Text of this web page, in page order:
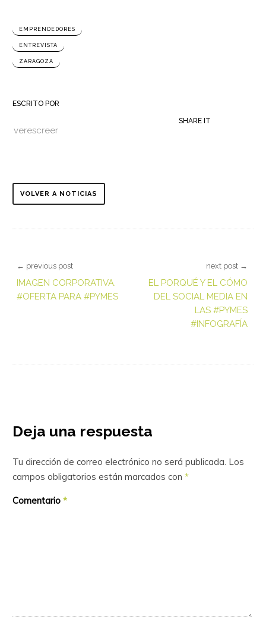
EMPRENDEDORES
ENTREVISTA
ZARAGOZA
ESCRITO POR
verescreer
SHARE IT
VOLVER A NOTICIAS
← previous post
IMAGEN CORPORATIVA.
#OFERTA PARA #PYMES
next post →
EL PORQUÉ Y EL CÓMO
DEL SOCIAL MEDIA EN
LAS #PYMES
#INFOGRAFÍA
Deja una respuesta
Tu dirección de correo electrónico no será publicada. Los
campos obligatorios están marcados con *
Comentario *